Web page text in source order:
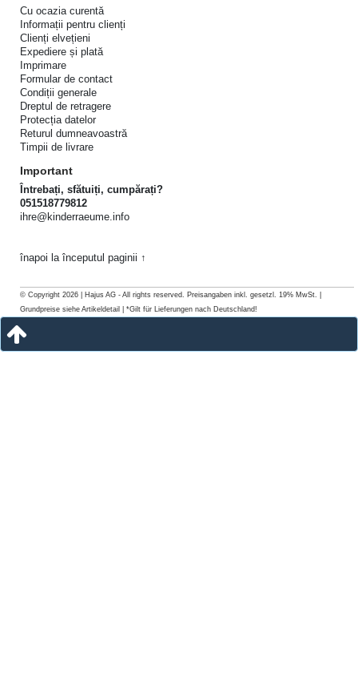
Cu ocazia curentă
Informații pentru clienți
Clienți elvețieni
Expediere și plată
Imprimare
Formular de contact
Condiții generale
Dreptul de retragere
Protecția datelor
Returul dumneavoastră
Timpii de livrare
Important
Întrebați, sfătuiți, cumpărați?
051518779812
ihre@kinderraeume.info
înapoi la începutul paginii ↑
© Copyright 2026 | Hajus AG - All rights reserved. Preisangaben inkl. gesetzl. 19% MwSt. |
Grundpreise siehe Artikeldetail | *Gilt für Lieferungen nach Deutschland!